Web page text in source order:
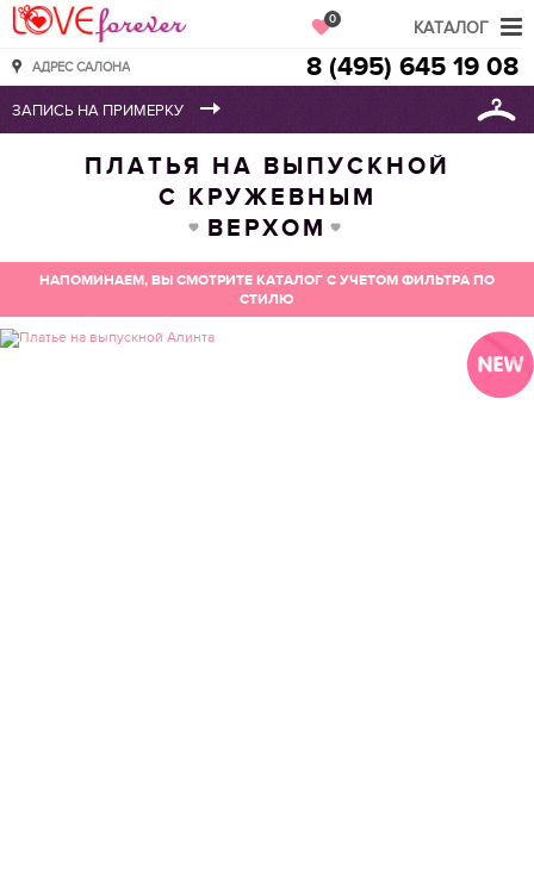
Love Forever
АДРЕС САЛОНА
0
8 (495) 645 19 08
ПЛАТЬЯ НА ВЫПУСКНОЙ
С КРУЖЕВНЫМ
ВЕРХОМ
НАПОМИНАЕМ, ВЫ СМОТРИТЕ КАТАЛОГ С УЧЕТОМ ФИЛЬТРА ПО
СТИЛЮ
КАТАЛОГ